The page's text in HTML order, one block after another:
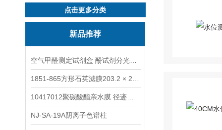
点击更多分类
新品推荐
NJ-SA-19A阴离子色谱柱